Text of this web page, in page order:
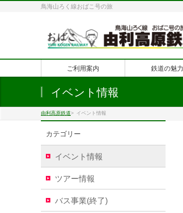
鳥海山ろく線おばこ号の旅
ご利用案内 鉄道の魅力
イベント情報
由利高原鉄道> イベント情報
カテゴリー
イベント情報
ツアー情報
バス事業(終了)